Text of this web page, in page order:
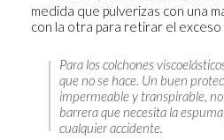
medida que pulverizas con una
con la otra para retirar el exceso
Para los colchones
que no se hace. Un buen
impermeable y transpirable,
barrera que necesita la
cualquier accidente.